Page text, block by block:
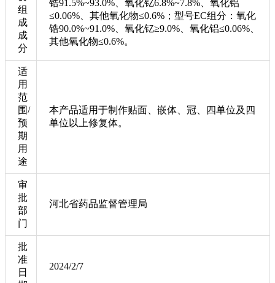
组
成
成
分
锆91.5%~93.0%、氧化钇6.8%~7.8%、氧化铝
≤0.06%、其他氧化物≤0.6%；型号EC组分：氧化
锆90.0%~91.0%、氧化钇≥9.0%、氧化铝≤0.06%、
其他氧化物≤0.6%。
适
用
范
围/
预
期
用
途
本产品适用于制作贴面、嵌体、冠、四单位及四
单位以上修复体。
审
批
部
门
河北省药品监督管理局
批
准
日
2024/2/7